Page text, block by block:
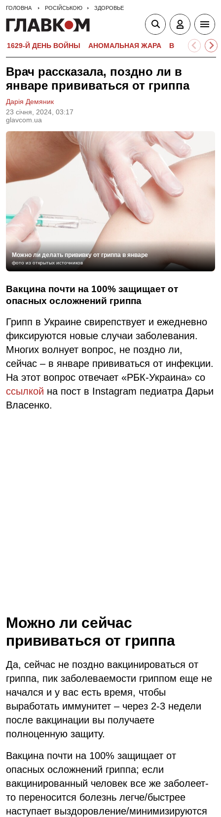
ГОЛОВНА РОСІЙСЬКОЮ ЗДОРОВЬЕ
1629-Й ДЕНЬ ВОЙНЫ АНОМАЛЬНАЯ ЖАРА
Врач рассказала, поздно ли в
январе прививаться от гриппа
23 сiчня, 2024, 03:17
glavcom.ua
Дарія Демяник
Можно ли делать прививку от гриппа в январе
фото из открытых источников
Вакцина почти на 100% защищает от
опасных осложнений гриппа
Грипп в Украине свирепствует и ежедневно
фиксируются новые случаи заболевания.
Многих волнует вопрос, не поздно ли,
сейчас – в январе прививаться от инфекции.
На этот вопрос отвечает «РБК-Украина» со
ссылкой на пост в Instagram педиатра Дарьи
Власенко.
Можно ли сейчас
прививаться от гриппа
Да, сейчас не поздно вакцинироваться от
гриппа, пик заболеваемости гриппом еще не
начался и у вас есть время, чтобы
выработать иммунитет – через 2-3 недели
после вакцинации вы получаете
полноценную защиту.
Вакцина почти на 100% защищает от
опасных осложнений гриппа; если
вакцинированный человек все же заболеет-
то переносится болезнь легче/быстрее
наступает выздоровление/минимизируются